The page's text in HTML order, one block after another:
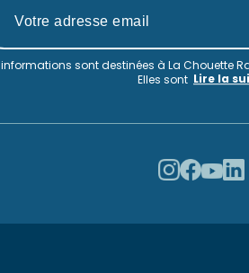
sont destinées à La Chouette
Elles sont Lire la